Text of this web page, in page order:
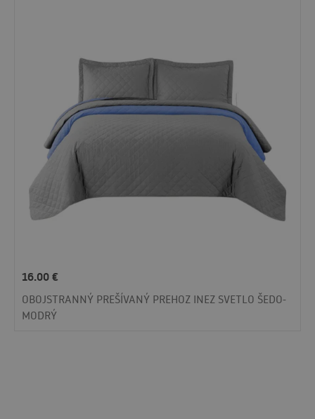
16.00€
OBOJSTRANNÝ PREŠÍVANÝ PREHOZ INEZ SVETLO ŠEDO-
MODRÝ